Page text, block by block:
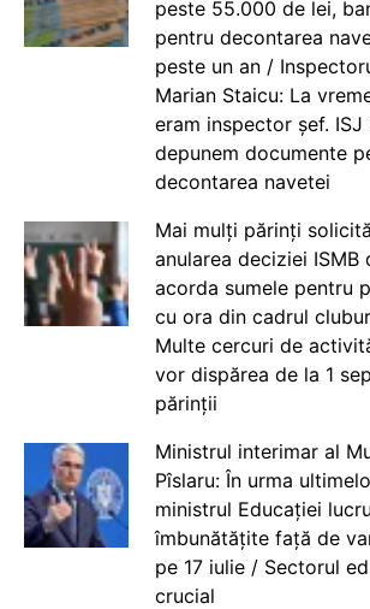
peste 55.000 de lei,
pentru decontarea
peste un an /
Marian Staicu: La
eram inspector șef. ISJ
depunem documente
decontarea navetei
Mai mulți părinți
anularea deciziei ISMB
acorda sumele pentru
cu ora din cadrul
Multe cercuri de
vor dispărea de la 1
părinții
Ministrul interimar al
Pîslaru: În urma
ministrul Educației
îmbunătățite față de
pe 17 iulie / Sectorul
crucial